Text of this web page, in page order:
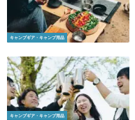
キャンプギア・キャンプ用品
キャンプギア・キャンプ用品